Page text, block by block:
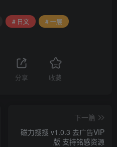
# 日文 # 一层
分享 收藏
下一篇
磁力搜搜 v1.0.3 去广告VIP
版 支持铭感资源